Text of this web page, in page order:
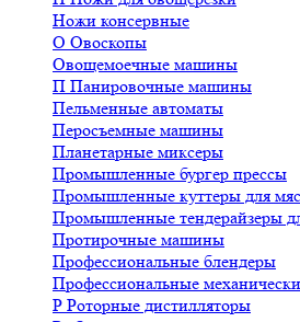
Ножи консервные
О Овоскопы
Овощемоечные машины
П Панировочные машины
Пельменные автоматы
Перосъемные машины
Планетарные миксеры
Промышленные бургер прессы
Промышленные куттеры для
Промышленные тендерайзеры
Протирочные машины
Профессиональные блендеры
Профессиональные
Р Роторные дистилляторы